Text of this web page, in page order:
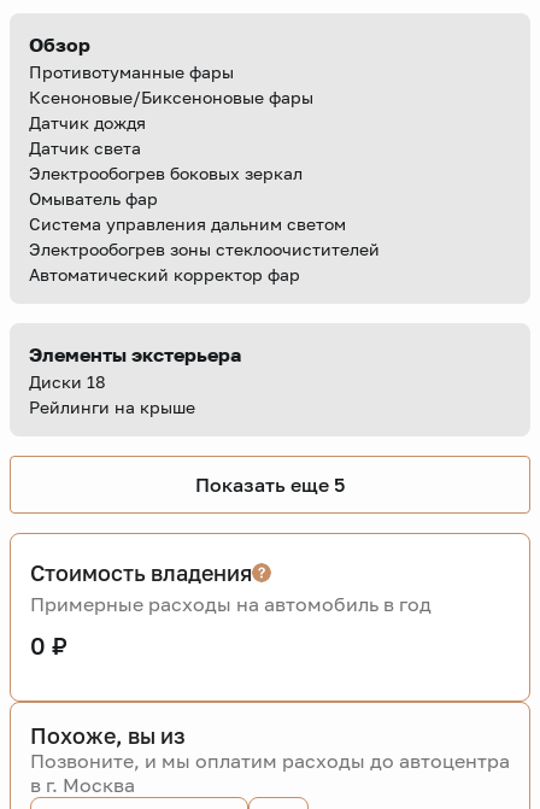
Обзор
Противотуманные фары
Ксеноновые/Биксеноновые фары
Датчик дождя
Датчик света
Электрообогрев боковых зеркал
Омыватель фар
Система управления дальним светом
Электрообогрев зоны стеклоочистителей
Автоматический корректор фар
Элементы экстерьера
Диски 18
Рейлинги на крыше
Показать еще 5
Стоимость владения
Примерные расходы на автомобиль в год
0 ₽
Похоже, вы из
Позвоните, и мы оплатим расходы до автоцентра
в г. Москва